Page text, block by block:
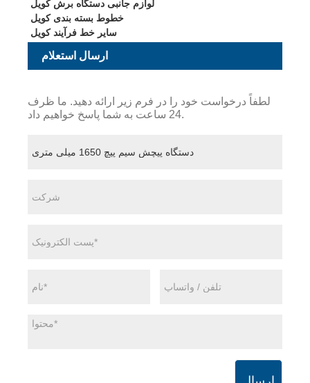
لوازم جانبی دستگاه برش کویل
خطوط بسته بندی کویل
سایر خط فرآیند کویل
ارسال استعلام
لطفاً درخواست خود را در فرم زیر ارائه دهید. ما ظرف
24 ساعت به شما پاسخ خواهیم داد.